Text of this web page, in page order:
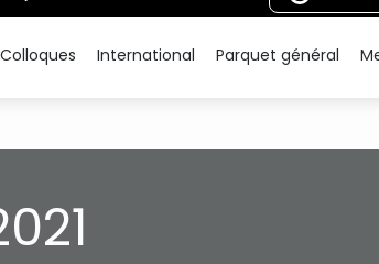
Colloques International Parquet général